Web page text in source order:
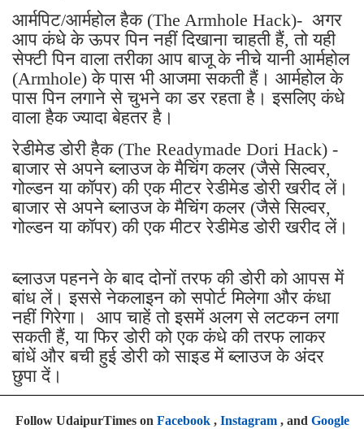
आर्मपिट/आर्महोल हैक (The Armhole Hack)- अगर
आप कंधे के ऊपर पिन नहीं दिखाना चाहती हैं, तो यही
सेफ्टी पिन वाला तरीका आप बाजू के नीचे यानी आर्महोल
(Armhole) के पास भी आजमा सकती हैं। आर्महोल के
पास पिन लगाने से चुभने का डर रहता है। इसलिए कंधे
वाला हैक ज्यादा बेहतर है।
रेडीमेड डोरी हैक (The Readymade Dori Hack) -
बाजार से अपने ब्लाउज के मैचिंग कलर (जैसे सिल्वर,
गोल्डन या कॉपर) की एक मीटर रेडीमेड डोरी खरीद लें।
बाजार से अपने ब्लाउज के मैचिंग कलर (जैसे सिल्वर,
गोल्डन या कॉपर) की एक मीटर रेडीमेड डोरी खरीद लें।
ब्लाउज पहनने के बाद दोनों तरफ की डोरी को आपस में
बांध लें। इससे नेकलाइन को सपोर्ट मिलेगा और कंधा
नहीं गिरेगा। आप चाहें तो इसमें अलग से लटकन लगा
सकती हैं, या फिर डोरी को एक कंधे की तरफ लाकर
बांधें और बची हुई डोरी को साइड में ब्लाउज के अंदर
छुपा दें।
Follow UdaipurTimes on Facebook, Instagram, and Google